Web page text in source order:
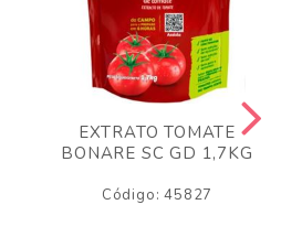
EXTRATO TOMATE
BONARE SC GD 1,7KG
Código: 45827